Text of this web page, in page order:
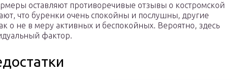
оставляют противоречивые отзывы о костромской
что буренки очень спокойны и послушны, другие
о не в меру активных и беспокойных. Вероятно, здесь
фактор.